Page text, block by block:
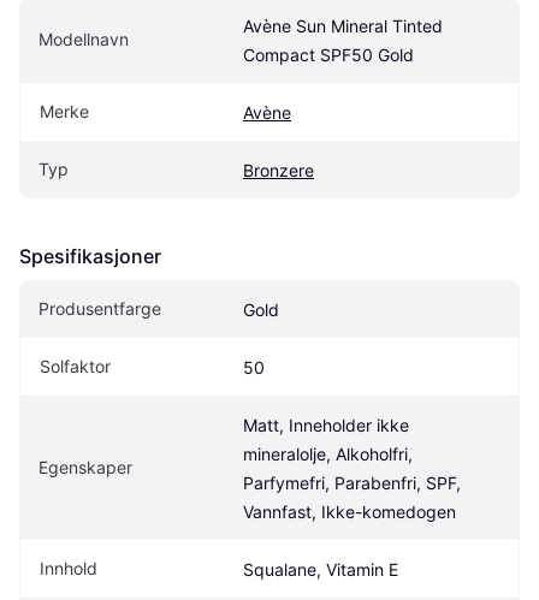
Modellnavn
Avène Sun Mineral Tinted
Compact SPF50 Gold
Merke Avène
Typ Bronzere
Spesifikasjoner
Produsentfarge Gold
Solfaktor 50
Egenskaper
Matt, Inneholder ikke
mineralolje, Alkoholfri,
Parfymefri, Parabenfri, SPF,
Vannfast, Ikke-komedogen
Innhold Squalane, Vitamin E